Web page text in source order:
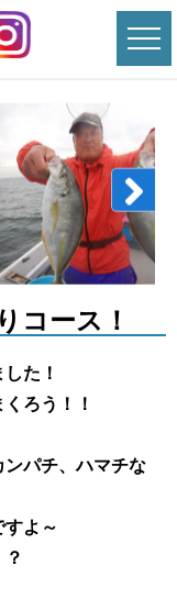
コース！
た！
ろう！！
パチ、ハマチな
よ～